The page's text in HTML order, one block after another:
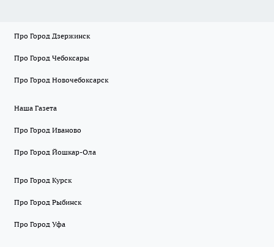
Про Город Дзержинск
Про Город Чебоксары
Про Город Новочебоксарск
Наша Газета
Про Город Иваново
Про Город Йошкар-Ола
Про Город Курск
Про Город Рыбинск
Про Город Уфа